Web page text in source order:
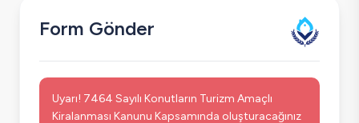
Form Gönder
Uyarı! 7464 Sayılı Konutların Turizm Amaçlı
Kiralanması Kanunu Kapsamında oluşturacağınız